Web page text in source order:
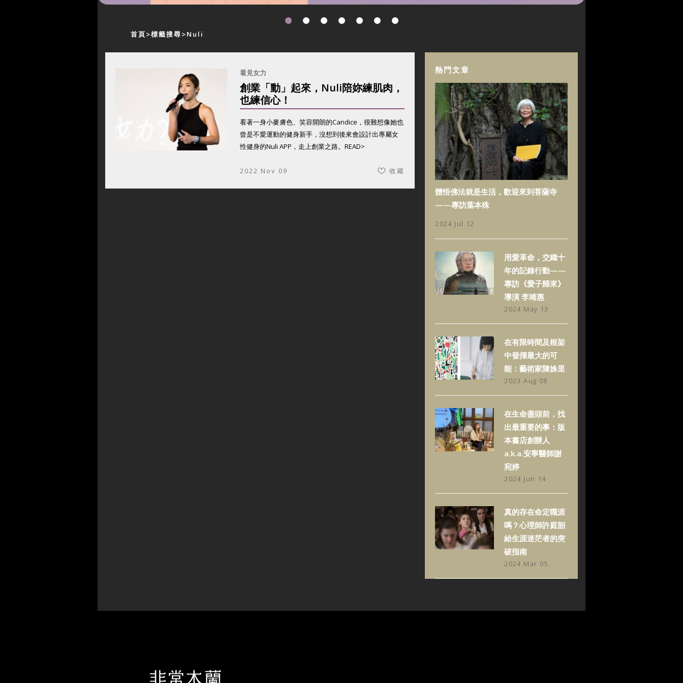
首頁 標籤搜尋 Nuli
看見女力
創業「動」起來，Nuli陪妳練肌肉，
也練信心！
看著一身小麥膚色、笑容開朗的Candice，很難想像她也
曾是不愛運動的健身新手，沒想到後來會設計出專屬女
性健身的Nuli APP，走上創業之路。 READ>
2022 Nov 09 收藏
熱門文章
體悟佛法就是生活，歡迎來到菩薩寺
——專訪葉本殊
2024 Jul 12
用愛革命，交織十
年的記錄行動——
專訪《愛子歸來》
導演 李靖惠
2024 May 13
在有限時間及框架
中發揮最大的可
能：藝術家陳姝里
2023 Aug 08
在生命盡頭前，找
出最重要的事：版
本書店創辦人
a.k.a.安寧醫師謝
宛婷
2024 Jun 14
真的存在命定職涯
嗎？心理師許庭韶
給生涯迷茫者的突
破指南
2024 Mar 05